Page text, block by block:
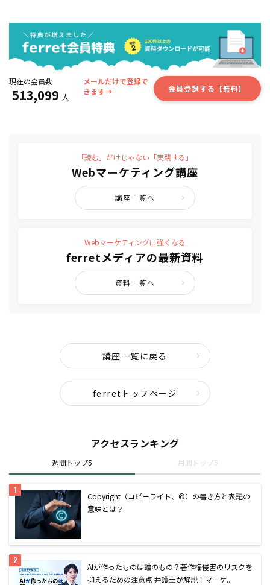
現在の会員数
513,099 人
メールだけで登録で
きます→
会員登録する【無料】
「読む」だけじゃない「実践する」
Webマーケティング講座
講座一覧へ
Webマーケティングに強くなる
ferretメディアの最新資料
資料一覧へ
講座一覧に戻る
ferretトップページ
アクセスランキング
週間トップ5 月間トップ5
Copyright（コピーライト、©）の書き方と表記の
意味とは？
AIが作ったものは誰のもの？著作権侵害のリスクを
抑えるための注意点 弁護士が解説！マーケ...